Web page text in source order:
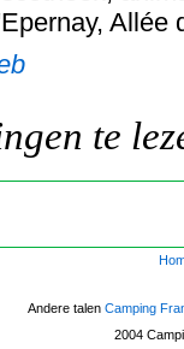
, Allée
te
Andere talen Camping
2004